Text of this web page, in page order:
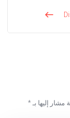
مشار إليها بـ *